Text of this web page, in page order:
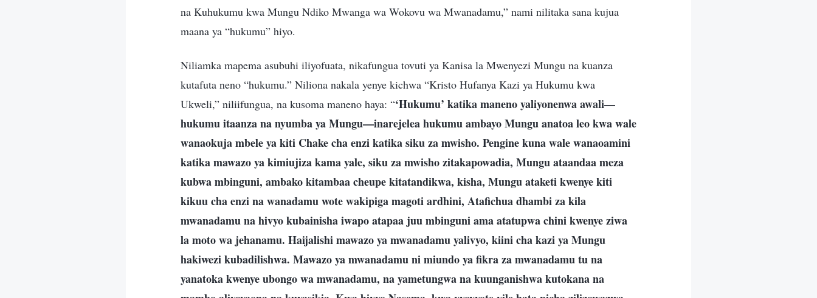
na Kuhukumu kwa Mungu Ndiko Mwanga wa Wokovu wa Mwanadamu,” nami nilitaka sana kujua
maana ya “hukumu” hiyo.
Niliamka mapema asubuhi iliyofuata, nikafungua tovuti ya Kanisa la Mwenyezi Mungu na kuanza
kutafuta neno “hukumu.” Niliona nakala yenye kichwa “Kristo Hufanya Kazi ya Hukumu kwa
Ukweli,” niliifungua, na kusoma maneno haya: “‘Hukumu’ katika maneno yaliyonenwa awali—
hukumu itaanza na nyumba ya Mungu—inarejelea hukumu ambayo Mungu anatoa leo kwa wale
wanaokuja mbele ya kiti Chake cha enzi katika siku za mwisho. Pengine kuna wale wanaoamini
katika mawazo ya kimiujiza kama yale, siku za mwisho zitakapowadia, Mungu ataandaa meza
kubwa mbinguni, ambako kitambaa cheupe kitatandikwa, kisha, Mungu ataketi kwenye kiti
kikuu cha enzi na wanadamu wote wakipiga magoti ardhini, Atafichua dhambi za kila
mwanadamu na hivyo kubainisha iwapo atapaa juu mbinguni ama atatupwa chini kwenye ziwa
la moto wa jehanamu. Haijalishi mawazo ya mwanadamu yalivyo, kiini cha kazi ya Mungu
hakiwezi kubadilishwa. Mawazo ya mwanadamu ni miundo ya fikra za mwanadamu tu na
yanatoka kwenye ubongo wa mwanadamu, na yametungwa na kuunganishwa kutokana na